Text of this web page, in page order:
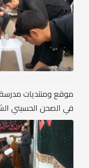
موقع ومنتديات مدرسة
في الصحن الحسيني